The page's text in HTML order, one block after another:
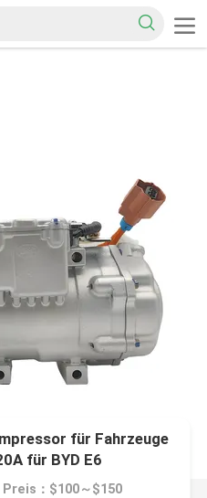
für Fahrzeuge
für BYD E6
Preis：$100～$150